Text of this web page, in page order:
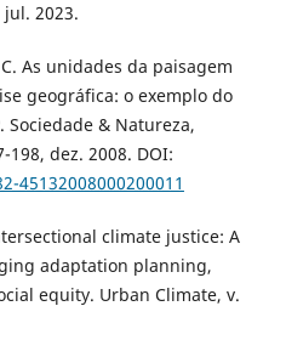
jul. 2023.
C. As unidades da paisagem
geográfica: o exemplo do
Sociedade & Natureza,
198, dez. 2008. DOI:
45132008000200011
climate justice: A
adaptation planning,
equity. Urban Climate, v.